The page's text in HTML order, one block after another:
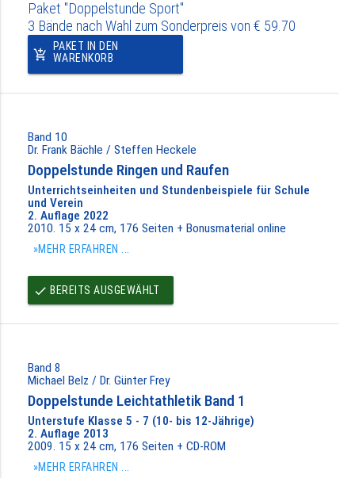
Paket "Doppelstunde Sport"
3 Bände nach Wahl zum Sonderpreis von € 59.70
add_shopping_cart
PAKET IN DEN
WARENKORB
Band 10
Dr. Frank Bächle / Steffen Heckele
Doppelstunde Ringen und Raufen
Unterrichtseinheiten und Stundenbeispiele für Schule
und Verein
2. Auflage 2022
2010. 15 x 24 cm, 176 Seiten + Bonusmaterial online
»MEHR ERFAHREN ...
done BEREITS AUSGEWÄHLT
Band 8
Michael Belz / Dr. Günter Frey
Doppelstunde Leichtathletik Band 1
Unterstufe Klasse 5 - 7 (10- bis 12-Jährige)
2. Auflage 2013
2009. 15 x 24 cm, 176 Seiten + CD-ROM
»MEHR ERFAHREN ...